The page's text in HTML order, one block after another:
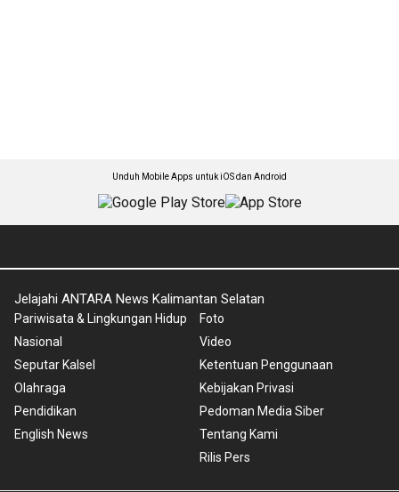
Unduh Mobile Apps untuk iOS dan Android
Jelajahi ANTARA News Kalimantan Selatan
Pariwisata & Lingkungan Hidup
Nasional
Seputar Kalsel
Olahraga
Pendidikan
English News
Foto
Video
Ketentuan Penggunaan
Kebijakan Privasi
Pedoman Media Siber
Tentang Kami
Rilis Pers